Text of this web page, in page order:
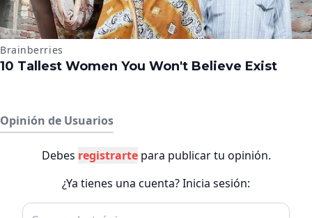
Opinión de Usuarios
Debes registrartepara publicar tu opinión.
¿Ya tienes una cuenta? Inicia sesión: